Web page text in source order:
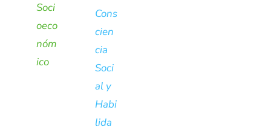
Soci
oeco
nóm
ico
Cons
cien
cia
Soci
al y
Habi
lida